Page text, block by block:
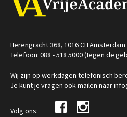
Herengracht 368, 1016 CH Amsterdam
Telefoon: 088 - 518 5000 (tegen de
Wij zijn op werkdagen telefonisch
Je kunt je vragen ook mailen naar
Volg ons: